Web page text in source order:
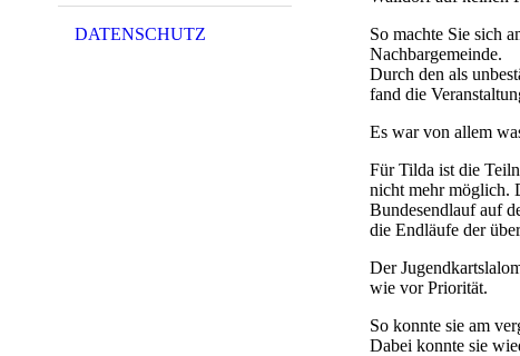
DATENSCHUTZ
So machte Sie sich
Nachbargemeinde.
Durch den als
fand die
Es war von allem
Für Tilda ist die
nicht mehr möglich.
Bundesendlauf auf
die Endläufe der
Der
wie vor Priorität.
So konnte sie am
Dabei konnte sie